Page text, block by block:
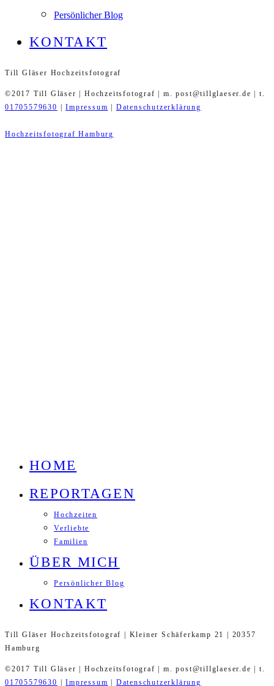
Persönlicher Blog
KONTAKT
Till Gläser Hochzeitsfotograf
©2017 Till Gläser | Hochzeitsfotograf | m. post@tillglaeser.de | t.
01705579630
|Impressum Datenschutzerklärung
Hochzeitsfotograf Hamburg
HOME
REPORTAGEN
Hochzeiten
Verliebte
Familien
ÜBER MICH
Persönlicher Blog
KONTAKT
Till Gläser Hochzeitsfotograf | Kleiner Schäferkamp 21 | 20357
Hamburg
©2017 Till Gläser | Hochzeitsfotograf | m. post@tillglaeser.de | t.
01705579630
|Impressum Datenschutzerklärung